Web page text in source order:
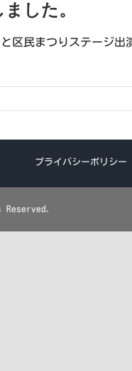
した。
区民まつりステージ出
プライバシーポリシー
Reserved.